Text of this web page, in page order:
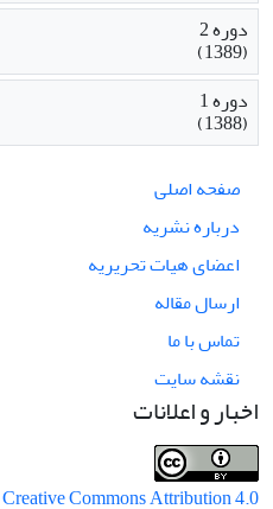
دوره 2
(1389)
دوره 1
(1388)
صفحه اصلی
درباره نشریه
اعضای هیات تحریریه
ارسال مقاله
تماس با ما
نقشه سایت
اخبار و اعلانات
Creative Commons Attribution 4.0